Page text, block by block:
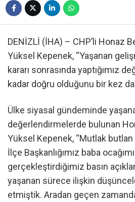
DENİZLİ (İHA) – CHP’li Honaz
Yüksel Kepenek, “Yaşanan
kararı sonrasında yaptığımız
kadar doğru olduğunu bir kez
Ülke siyasal gündeminde
değerlendirmelerde bulunan
Yüksel Kepenek, “Mutlak butlan
İlçe Başkanlığımız baba
gerçekleştirdiğimiz basın
yaşanan sürece ilişkin
etmiştik. Aradan geçen